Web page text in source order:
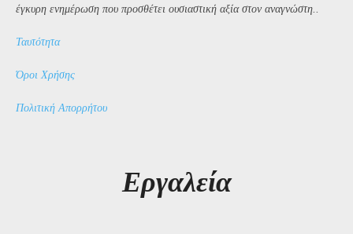
έγκυρη ενημέρωση που προσθέτει ουσιαστική αξία στον αναγνώστη..
Ταυτότητα
Όροι Χρήσης
Πολιτική Απορρήτου
Εργαλεία